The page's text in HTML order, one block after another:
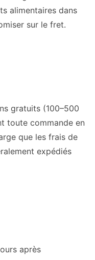
alimentaires dans
sur le fret.
gratuits (100–500
toute commande en
que les frais de
expédiés
après